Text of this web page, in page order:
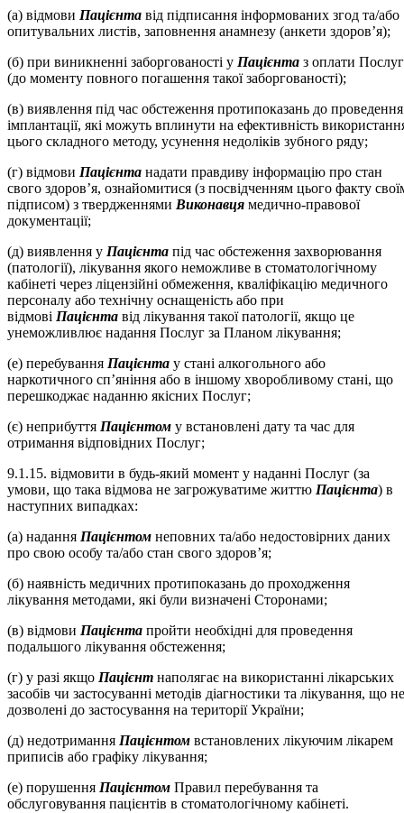
(а) відмови Пацієнта від підписання інформованих згод та/або
опитувальних листів, заповнення анамнезу (анкети здоров’я);
(б) при виникненні заборгованості у Пацієнта з оплати Послуг
(до моменту повного погашення такої заборгованості);
(в) виявлення під час обстеження протипоказань до проведення
імплантації, які можуть вплинути на ефективність
цього складного методу, усунення недоліків зубного ряду;
(г) відмови Пацієнта надати правдиву інформацію про стан
свого здоров’я, ознайомитися (з посвідченням цього факту
підписом) з твердженнями Виконавця медично-правової
документації;
(д) виявлення у Пацієнта під час обстеження захворювання
(патології), лікування якого неможливе в стоматологічному
кабінеті через ліцензійні обмеження, кваліфікацію медичного
персоналу або технічну оснащеність або при
відмові Пацієнта від лікування такої патології, якщо це
унеможливлює надання Послуг за Планом лікування;
(е) перебування Пацієнта у стані алкогольного або
наркотичного сп’яніння або в іншому хворобливому стані, що
перешкоджає наданню якісних Послуг;
(є) неприбуття Пацієнтом у встановлені дату та час для
отримання відповідних Послуг;
9.1.15. відмовити в будь-який момент у наданні Послуг (за
умови, що така відмова не загрожуватиме життю Пацієнта) в
наступних випадках:
(а) надання Пацієнтом неповних та/або недостовірних даних
про свою особу та/або стан свого здоров’я;
(б) наявність медичних протипоказань до проходження
лікування методами, які були визначені Сторонами;
(в) відмови Пацієнта пройти необхідні для проведення
подальшого лікування обстеження;
(г) у разі якщо Пацієнт наполягає на використанні лікарських
засобів чи застосуванні методів діагностики та лікування, що не
дозволені до застосування на території України;
(д) недотримання Пацієнтом встановлених лікуючим лікарем
приписів або графіку лікування;
(е) порушення Пацієнтом Правил перебування та
обслуговування пацієнтів в стоматологічному кабінеті.